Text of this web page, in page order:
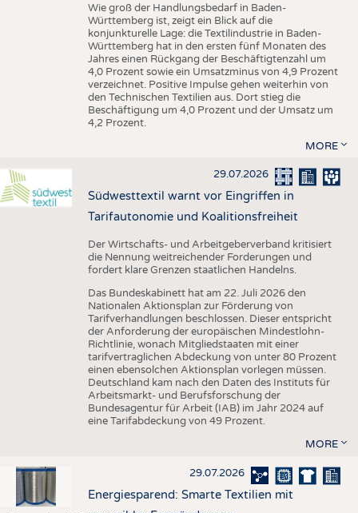
Wie groß der Handlungsbedarf in Baden-
Württemberg ist, zeigt ein Blick auf die
konjunkturelle Lage: die Textilindustrie in Baden-
Württemberg hat in den ersten fünf Monaten des
Jahres einen Rückgang der Beschäftigtenzahl um
4,0 Prozent sowie ein Umsatzminus von 4,9 Prozent
verzeichnet. Positive Impulse gehen weiterhin von
den Technischen Textilien aus. Dort stieg die
Beschäftigung um 4,0 Prozent und der Umsatz um
4,2 Prozent.
MORE
29.07.2026
Südwesttextil warnt vor Eingriffen in
Tarifautonomie und Koalitionsfreiheit
Der Wirtschafts- und Arbeitgeberverband kritisiert
die Nennung weitreichender Forderungen und
fordert klare Grenzen staatlichen Handelns.
Das Bundeskabinett hat am 22. Juli 2026 den
Nationalen Aktionsplan zur Förderung von
Tarifverhandlungen beschlossen. Dieser entspricht
der Anforderung der europäischen Mindestlohn-
Richtlinie, wonach Mitgliedstaaten mit einer
tarifvertraglichen Abdeckung von unter 80 Prozent
einen ebensolchen Aktionsplan vorlegen müssen.
Deutschland kam nach den Daten des Instituts für
Arbeitsmarkt- und Berufsforschung der
Bundesagentur für Arbeit (IAB) im Jahr 2024 auf
eine Tarifabdeckung von 49 Prozent.
MORE
29.07.2026
Energiesparend: Smarte Textilien mit